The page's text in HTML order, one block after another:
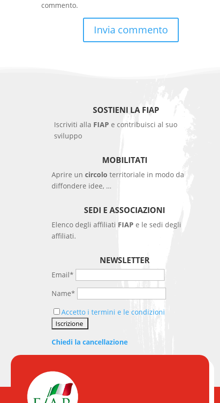
commento.
SOSTIENI LA FIAP
Iscriviti alla FIAP e contribuisci al suo
sviluppo
MOBILITATI
Aprire un circolo territoriale in modo da
diffondere idee, …
SEDI E ASSOCIAZIONI
Elenco degli affiliati FIAP e le sedi degli
affiliati.
NEWSLETTER
Email*
Name*
Accetto i termini e le condizioni
Chiedi la cancellazione